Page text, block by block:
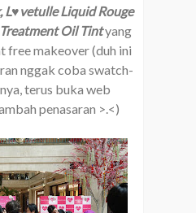
L♥vetulle Liquid Rouge
Oil Tintyang
free makeover (duh ini
nggak coba swatch-
terus buka web
penasaran >.<)